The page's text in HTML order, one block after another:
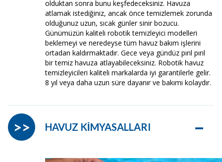
olduktan sonra bunu keşfedeceksiniz. Havuza
atlamak istediğiniz, ancak önce temizlemek zorunda
olduğunuz uzun, sıcak günler sinir bozucu.
Günümüzün kaliteli robotik temizleyici modelleri
beklemeyi ve neredeyse tüm havuz bakım işlerini
ortadan kaldırmaktadır. Gece veya gündüz pırıl pırıl
bir temiz havuza atlayabileceksiniz. Robotik havuz
temizleyicileri kaliteli markalarda iyi garantilerle gelir.
8 yıl veya daha uzun süre dayanır ve bakımı kolaydır.
HAVUZ KİMYASALLARI –
>>